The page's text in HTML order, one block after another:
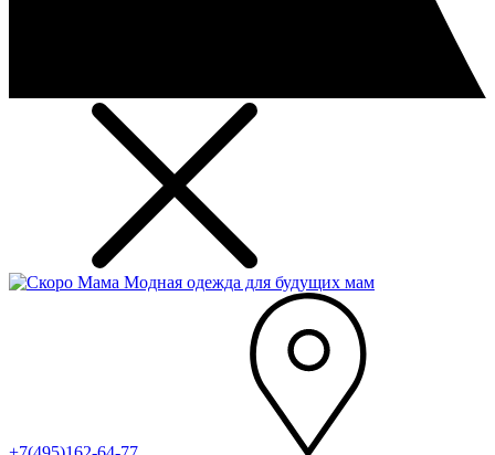
Модная одежда для будущих мам